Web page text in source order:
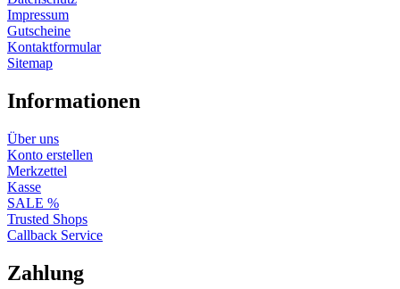
Impressum
Gutscheine
Kontaktformular
Sitemap
Informationen
Über uns
Konto erstellen
Merkzettel
Kasse
SALE %
Trusted Shops
Callback Service
Zahlung